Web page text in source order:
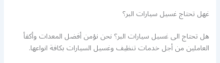
غهل تحتاج غسيل سيارات البر؟
هل تحتاج الى غسيل سيارات البر؟ نحن نؤمن أفضل المعدات وأكفأ
العاملين من أجل خدمات تنظيف وغسيل السيارات بكافة انواعها.